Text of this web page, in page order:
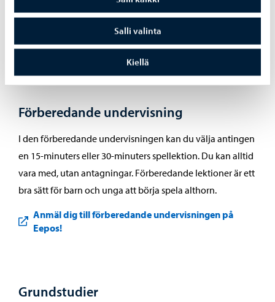
Salli valinta
Kiellä
uppfattning om hur det är att spela altviolin. Att låna en
Anmä dig till tre gångers prova på-paket!
Förberedande undervisning
I den förberedande undervisningen kan du välja antingen
en 15-minuters eller 30-minuters spellektion. Du kan alltid
vara med, utan antagningar. Förberedande lektioner är ett
bra sätt för barn och unga att börja spela althorn.
Anmäl dig till förberedande undervisningen på
Eepos!
Grundstudier